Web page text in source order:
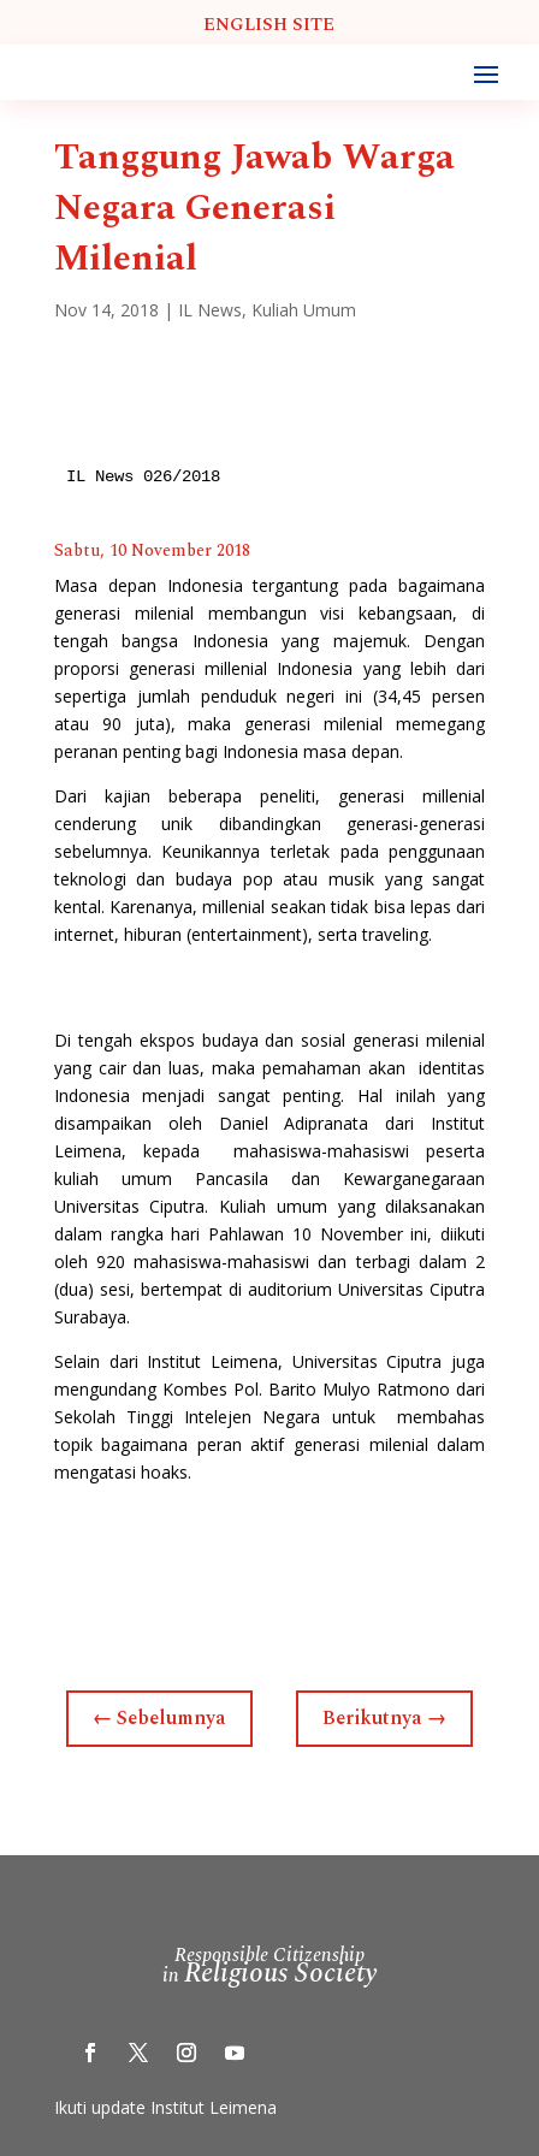
ENGLISH SITE
Tanggung Jawab Warga
Negara Generasi
Milenial
Nov 14, 2018 | IL News, Kuliah Umum
IL News 026/2018
Sabtu, 10 November 2018
Masa depan Indonesia tergantung pada bagaimana
generasi milenial membangun visi kebangsaan, di
tengah bangsa Indonesia yang majemuk. Dengan
proporsi generasi millenial Indonesia yang lebih dari
sepertiga jumlah penduduk negeri ini (34,45 persen
atau 90 juta), maka generasi milenial memegang
peranan penting bagi Indonesia masa depan.
Dari kajian beberapa peneliti, generasi millenial
cenderung unik dibandingkan generasi-generasi
sebelumnya. Keunikannya terletak pada penggunaan
teknologi dan budaya pop atau musik yang sangat
kental. Karenanya, millenial seakan tidak bisa lepas dari
internet, hiburan (entertainment), serta traveling.
Di tengah ekspos budaya dan sosial generasi milenial
yang cair dan luas, maka pemahaman akan identitas
Indonesia menjadi sangat penting. Hal inilah yang
disampaikan oleh Daniel Adipranata dari Institut
Leimena, kepada mahasiswa-mahasiswi peserta
kuliah umum Pancasila dan Kewarganegaraan
Universitas Ciputra. Kuliah umum yang dilaksanakan
dalam rangka hari Pahlawan 10 November ini, diikuti
oleh 920 mahasiswa-mahasiswi dan terbagi dalam 2
(dua) sesi, bertempat di auditorium Universitas Ciputra
Surabaya.
Selain dari Institut Leimena, Universitas Ciputra juga
mengundang Kombes Pol. Barito Mulyo Ratmono dari
Sekolah Tinggi Intelejen Negara untuk membahas
topik bagaimana peran aktif generasi milenial dalam
mengatasi hoaks.
← Sebelumnya Berikutnya →
Responsible Citizenship
in Religious Society
Ikuti update Institut Leimena